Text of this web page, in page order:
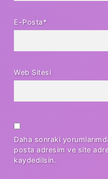
E-Posta*
Web Sitesi
Daha sonraki
posta adresim ve site
kaydedilsin.